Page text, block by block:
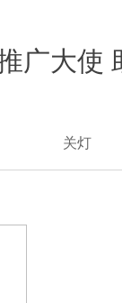
广大使
关灯